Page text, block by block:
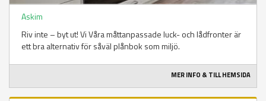
Askim
Riv inte – byt ut! Vi Våra måttanpassade luck- och lådfronter är
ett bra alternativ för såväl plånbok som miljö.
MER INFO & TILL HEMSIDA